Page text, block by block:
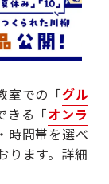
室での「グル
きる「オンラ
時間帯を選べ
ります。詳細